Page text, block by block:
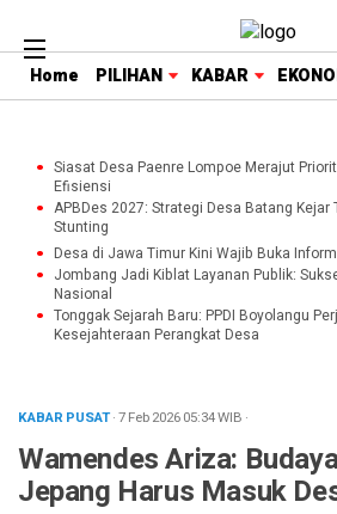
Home PILIHAN KABAR
Siasat Desa Paenre Lompoe Merajut
Efisiensi
APBDes 2027: Strategi Desa Batang Kejar
Stunting
Desa di Jawa Timur Kini Wajib Buka
Jombang Jadi Kiblat Layanan Publik:
Nasional
Tonggak Sejarah Baru: PPDI Boyolangu
Kesejahteraan Perangkat Desa
KABAR PUSAT· 7 Feb 202605:34WIB ·
Wamendes Ariza:
Jepang Harus Masuk